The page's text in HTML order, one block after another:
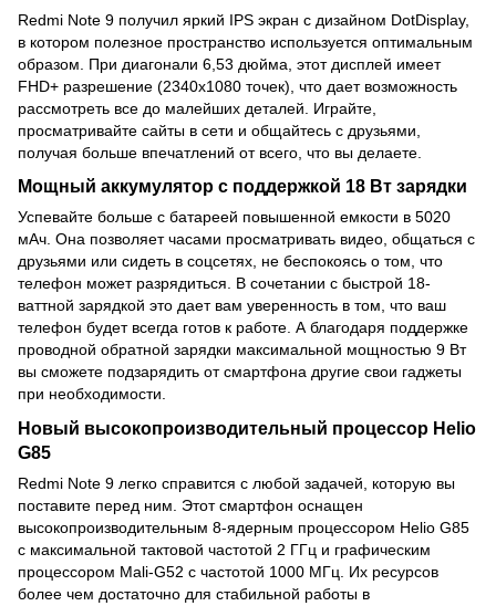
Redmi Note 9 получил яркий IPS экран с дизайном DotDisplay,
в котором полезное пространство используется оптимальным
образом. При диагонали 6,53 дюйма, этот дисплей имеет
FHD+ разрешение (2340х1080 точек), что дает возможность
рассмотреть все до малейших деталей. Играйте,
просматривайте сайты в сети и общайтесь с друзьями,
получая больше впечатлений от всего, что вы делаете.
Мощный аккумулятор с поддержкой 18 Вт зарядки
Успевайте больше с батареей повышенной емкости в 5020
мАч. Она позволяет часами просматривать видео, общаться с
друзьями или сидеть в соцсетях, не беспокоясь о том, что
телефон может разрядиться. В сочетании с быстрой 18-
ваттной зарядкой это дает вам уверенность в том, что ваш
телефон будет всегда готов к работе. А благодаря поддержке
проводной обратной зарядки максимальной мощностью 9 Вт
вы сможете подзарядить от смартфона другие свои гаджеты
при необходимости.
Новый высокопроизводительный процессор Helio
G85
Redmi Note 9 легко справится с любой задачей, которую вы
поставите перед ним. Этот смартфон оснащен
высокопроизводительным 8-ядерным процессором Helio G85
с максимальной тактовой частотой 2 ГГц и графическим
процессором Mali-G52 с частотой 1000 МГц. Их ресурсов
более чем достаточно для стабильной работы в